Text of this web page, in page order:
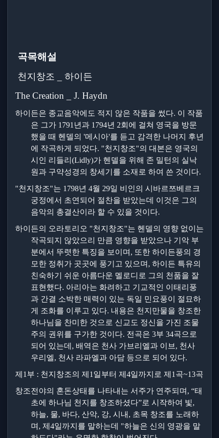
곡목해설
천지창조
하이든
The Creation _ J. Haydn
하이든은 종교음악에도 적지 않은 작품을 썼다. 이 작품
은 그가 1791 년과 1794년 2회에 걸쳐 영국을 방문
했을 때 헨델의 '메시아'를 듣고 감격한 나머지 후년
에 작곡하게 되었다. "천지창조"의 대본은 영국의
시인 리들리 (Lidly)가 헨델을 위해 존 밀턴의 실낙
원과 구약성경의 창세기를 소재로 하여 쓴 것이다.
"천지창조"는 1798년 4월 29일 비인의 시바르쯔베르크
궁정에서 초연되어 절찬을 받았는데 이것은 그의
음악의 총결산이라 할 수 있을 것이다.
하이든의 오라토리오 "천지창조"는 헨델의 영향 없이는
작곡되지 않았으리 만큼 영향을 받았으나 기악 부
분에서 뚜렷한 특징을 보이며 , 또한 하이든풍의 경
모한 정취가 곳곳에 풍기고 있으며 , 하이든 특유의
친숙하기 쉬운 아름다운 멜로디로 그의 천품을 잘
표현했다. 아리아는 화려하고 기교적인 이태리풍
과 간결 소박한 매력이 있는 독일 민요풍이 절묘하
게 조화를 이루고 있다. 내용은 천지만물을 창조한
하나님을 찬미한 것으로 신교도 정신을 가진 조물
주의 권위를 구가한 것이다. 전곡은 3부 34곡으로
되어 있는데 , 배역은 천사 가브리엘과 이브 , 천사
우리엘, 천사 라파엘과 아담 등으로 되어 있다.
제 1 부 : 천지창조의 제 1 일부터 제 4일까지로 제 1 곡~13곡
창조전야의 혼돈상태를 나타내는 서주가 연주되며 , “태
초에 하나님 천지를 창조하셨다”로 시작하여 빛,
하늘, 물, 바다, 산악, 강, 시내 , 초목 창조를 노래하
며 , 제 4일까지를 말하는데 "하늘은 신의 영광을 말